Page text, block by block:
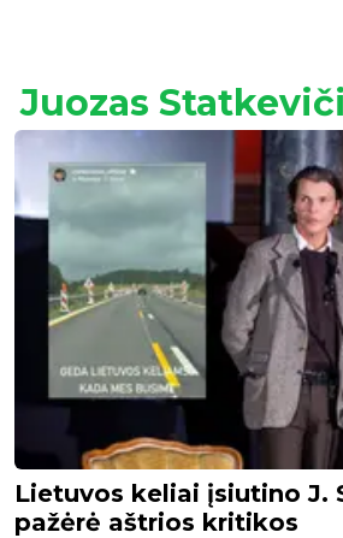
Juozas
Lietuvos keliai įsiutino J.
pažėrė aštrios kritikos